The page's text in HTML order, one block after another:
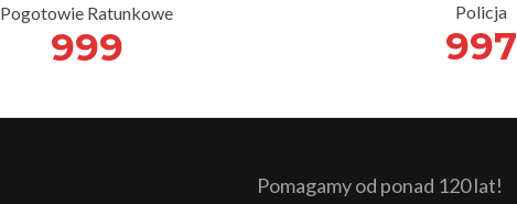
Pogotowie Ratunkowe
999
Policja
997
Pomagamy od ponad 120 lat!